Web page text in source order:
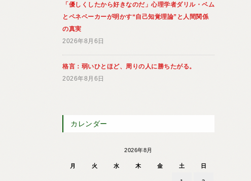
「優しくしたから好きなのだ」心理学者ダリル・ベム
とペネベーカーが明かす“自己知覚理論”と人間関係
の真実
2026年8月6日
格言：弱いひとほど、周りの人に勝ちたがる。
2026年8月6日
カレンダー
2026年8月
月 火 水 木 金 土 日